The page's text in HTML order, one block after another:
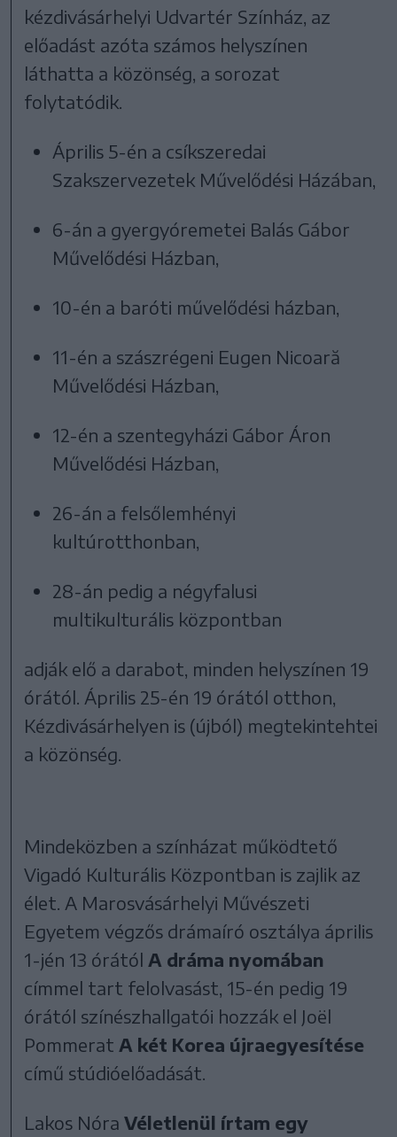
kézdivásárhelyi Udvartér Színház, az
előadást azóta számos helyszínen
láthatta a közönség, a sorozat
folytatódik.
Április 5-én a csíkszeredai
Szakszervezetek Művelődési Házában,
6-án a gyergyóremetei Balás Gábor
Művelődési Házban,
10-én a baróti művelődési házban,
11-én a szászrégeni Eugen Nicoară
Művelődési Házban,
12-én a szentegyházi Gábor Áron
Művelődési Házban,
26-án a felsőlemhényi
kultúrotthonban,
28-án pedig a négyfalusi
multikulturális központban
adják elő a darabot, minden helyszínen 19
órától. Április 25-én 19 órától otthon,
Kézdivásárhelyen is (újból) megtekintehtei
a közönség.
Mindeközben a színházat működtető
Vigadó Kulturális Központban is zajlik az
élet. A Marosvásárhelyi Művészeti
Egyetem végzős drámaíró osztálya április
1-jén 13 órától A dráma nyomában
címmel tart felolvasást, 15-én pedig 19
órától színészhallgatói hozzák el Joël
Pommerat A két Korea újraegyesítése
című stúdióelőadását.
Lakos NóraVéletlenül írtam egy